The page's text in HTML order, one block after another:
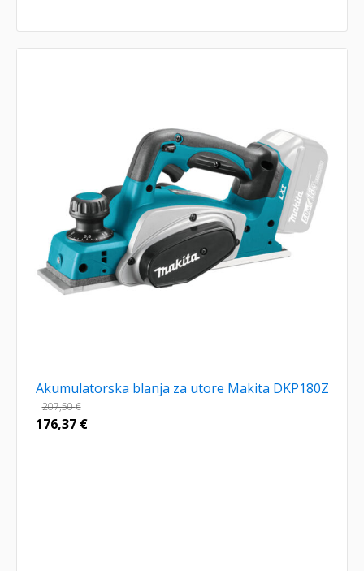
Akumulatorska blanja za utore Makita DKP180Z
207,50€
176,37 €